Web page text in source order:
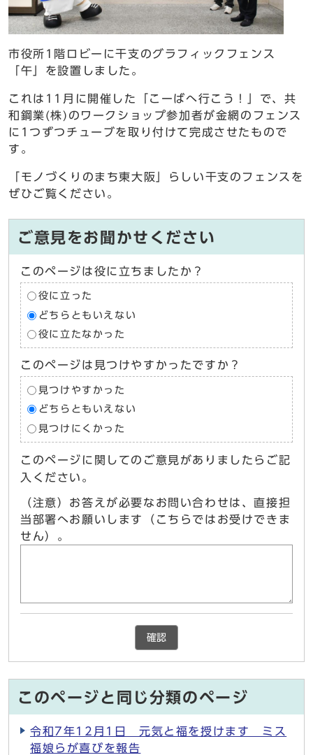
市役所1階ロビーに干支のグラフィックフェンス
「午」を設置しました。
これは11月に開催した「こーばへ行こう！」で、共
和鋼業(株)のワークショップ参加者が金網のフェンス
に1つずつチューブを取り付けて完成させたもので
す。
「モノづくりのまち東大阪」らしい干支のフェンスを
ぜひご覧ください。
ご意見をお聞かせください
このページは役に立ちましたか？
役に立った
どちらともいえない
役に立たなかった
このページは見つけやすかったですか？
見つけやすかった
どちらともいえない
見つけにくかった
このページに関してのご意見がありましたらご記
入ください。
（注意）お答えが必要なお問い合わせは、直接担
当部署へお願いします（こちらではお受けできま
せん）。
確認
このページと同じ分類のページ
令和7年12月1日 元気と福を授けます ミス
福娘らが喜びを報告